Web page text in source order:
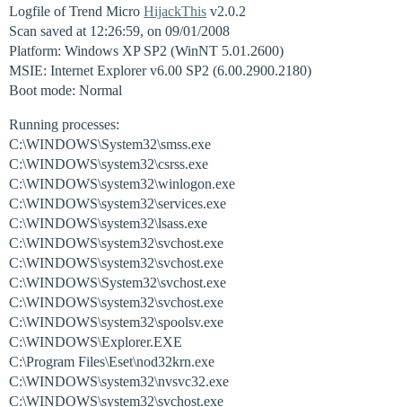
Logfile of Trend Micro HijackThis v2.0.2
Scan saved at 12:26:59, on 09/01/2008
Platform: Windows XP SP2 (WinNT 5.01.2600)
MSIE: Internet Explorer v6.00 SP2 (6.00.2900.2180)
Boot mode: Normal
Running processes:
C:\WINDOWS\System32\smss.exe
C:\WINDOWS\system32\csrss.exe
C:\WINDOWS\system32\winlogon.exe
C:\WINDOWS\system32\services.exe
C:\WINDOWS\system32\lsass.exe
C:\WINDOWS\system32\svchost.exe
C:\WINDOWS\system32\svchost.exe
C:\WINDOWS\System32\svchost.exe
C:\WINDOWS\system32\svchost.exe
C:\WINDOWS\system32\spoolsv.exe
C:\WINDOWS\Explorer.EXE
C:\Program Files\Eset\nod32krn.exe
C:\WINDOWS\system32\nvsvc32.exe
C:\WINDOWS\system32\svchost.exe